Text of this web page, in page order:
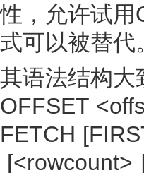
性，允许试用
式可以被替代
其语法结构大
OFFSET
FETCH
[<rowcount>